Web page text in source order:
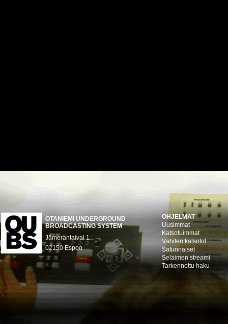
OTANIEMI UNDERGROUND
BROADCASTING SYSTEM
Jämeräntaival 1
02150 Espoo
OHJELMAT
Uusimmat
Katsotuimmat
Vähiten katsotut
Satunnaiset
Selaimen streami
Tarkennettu haku